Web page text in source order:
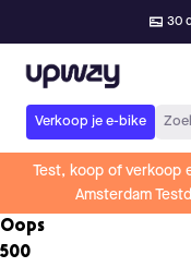
30
Upway
Verkoop je e-bike
Test, koop of verkoop
Amsterdam
Oops
500